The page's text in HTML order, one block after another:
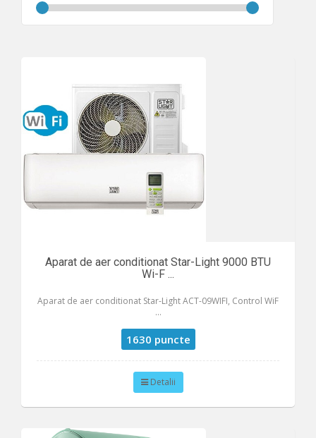
Aparat de aer conditionat Star-Light 9000 BTU
Wi-F ...
Aparat de aer conditionat Star-Light ACT-09WIFI, Control WiF
...
1630 puncte
Detalii